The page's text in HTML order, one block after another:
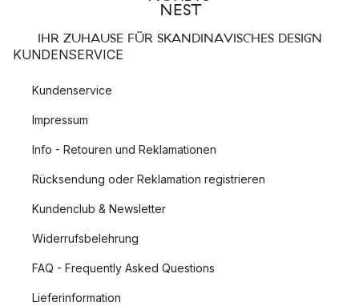
IHR ZUHAUSE FÜR SKANDINAVISCHES DESIGN
KUNDENSERVICE
Kundenservice
Impressum
Info - Retouren und Reklamationen
Rücksendung oder Reklamation registrieren
Kundenclub & Newsletter
Widerrufsbelehrung
FAQ - Frequently Asked Questions
Lieferinformation